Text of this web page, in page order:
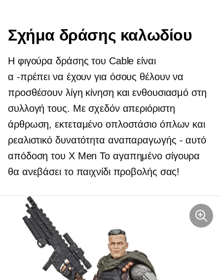
Σχήμα δράσης καλωδίου
Η φιγούρα δράσης του Cable είναι
α -πρέπει να έχουν για όσους θέλουν να
προσθέσουν λίγη κίνηση και ενθουσιασμό στη
συλλογή τους. Με σχεδόν απεριόριστη
άρθρωση, εκτεταμένο οπλοστάσιο όπλων και
ρεαλιστικό δυνατότητα αναπαραγωγής - αυτό
απόδοση του X Men Το αγαπημένο σίγουρα
θα ανεβάσει το παιχνίδι προβολής σας!